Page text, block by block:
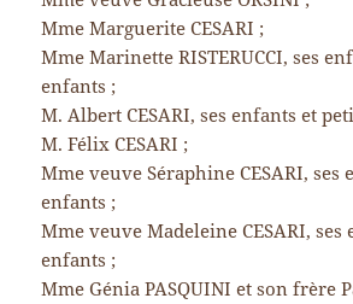
Mme Marguerite CESARI ;
Mme Marinette RISTERUCCI, ses
enfants ;
M. Albert CESARI, ses enfants et
M. Félix CESARI ;
Mme veuve Séraphine CESARI, ses
enfants ;
Mme veuve Madeleine CESARI, ses
enfants ;
Mme Génia PASQUINI et son frère